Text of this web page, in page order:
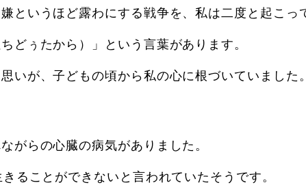
というほど露わにする戦争を、私は二度と起こっ
どぅたから）」という言葉があります。
いが、子どもの頃から私の心に根づいていました。
がらの心臓の病気がありました。
ることができないと言われていたそうです。